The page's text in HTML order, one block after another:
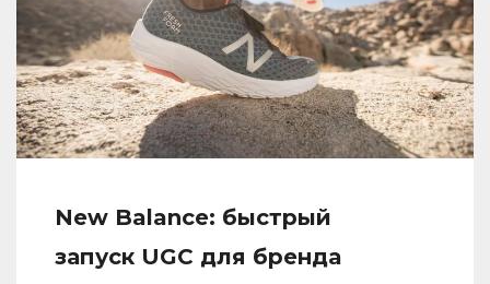
New Balance: быстрый
запуск UGC для бренда